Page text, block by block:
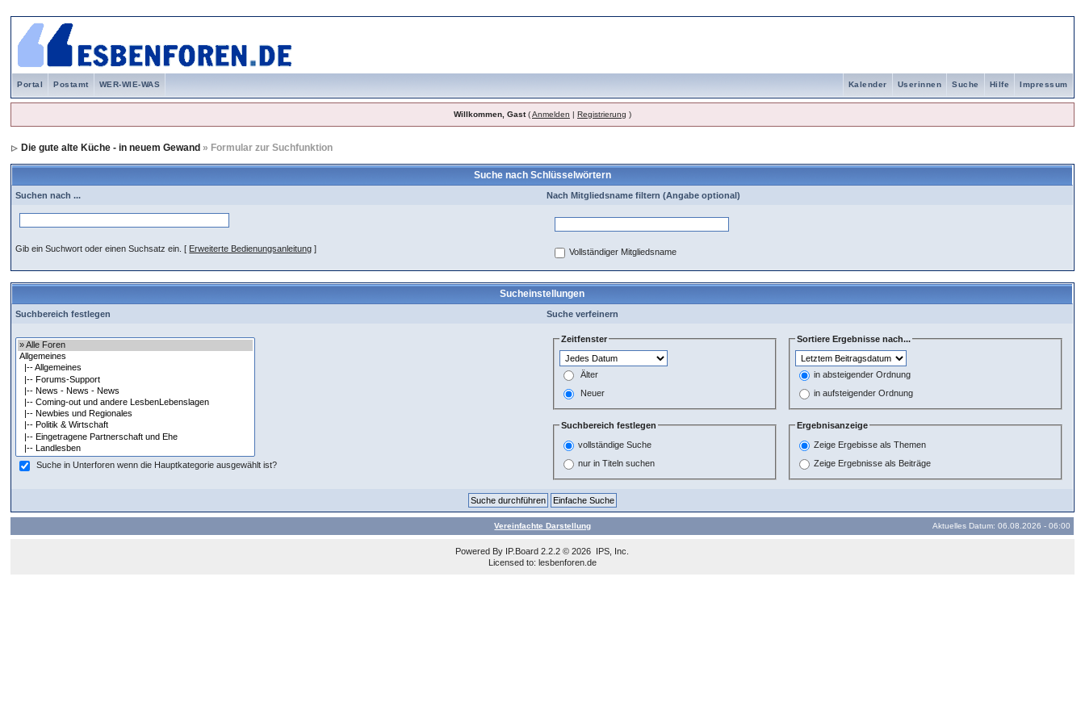
Portal Postamt WER-WIE-WAS Impressum
Hilfe
Suche
Userinnen
Kalender
Willkommen, Gast(Anmelden | Registrierung )
Die gute alte Küche - in neuem Gewand » Formular zur Suchfunktion
Suche nach Schlüsselwörtern
Suchen nach ... Nach Mitgliedsname filtern (Angabe optional)
Gib ein Suchwort oder einen Suchsatz ein. [ Erweiterte Bedienungsanleitung ] Vollständiger Mitgliedsname
Sucheinstellungen
Suchbereich festlegen Suche verfeinern
Suche in Unterforen wenn die Hauptkategorie ausgewählt ist?
Zeitfenster
Älter
Neuer
Sortiere Ergebnisse nach...
in absteigender Ordnung
in aufsteigender Ordnung
Suchbereich festlegen
vollständige Suche
nur in Titeln suchen
Ergebnisanzeige
Zeige Ergebisse als Themen
Zeige Ergebnisse als Beiträge
Vereinfachte Darstellung Aktuelles Datum: 06.08.2026 - 06:00
Powered By IP.Board 2.2.2 © 2026 IPS, Inc
Licensed to: lesbenforen.de